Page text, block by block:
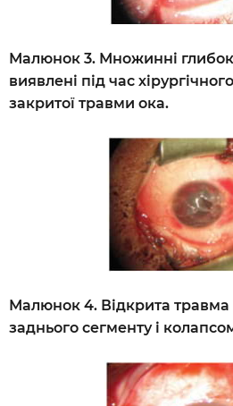
Малюнок 3. Множинні
виявлені під час
закритої травми ока.
Малюнок 4. Відкрита
заднього сегменту і